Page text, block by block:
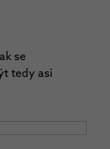
se
tedy asi